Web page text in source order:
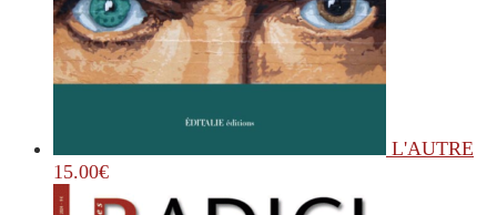
L'AUTRE
15.00€